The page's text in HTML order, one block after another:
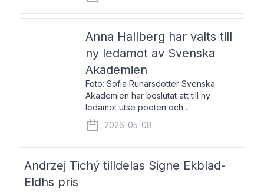
debutantpris för år 2026. Priset är
nyinstiftat och syftar till att lyfta fram
Anna Hallberg har valts till
ny ledamot av Svenska
Akademien
Foto: Sofia Runarsdotter Svenska
Akademien har beslutat att till ny
ledamot utse poeten och
litteraturkritikern Anna Hallberg. Hon
efterträder poeten Tua Forsström på
stol 18 och kommer att ta sitt inträde vid
2026-05-08
Andrzej Tichý tilldelas Signe Ekblad-
Eldhs pris